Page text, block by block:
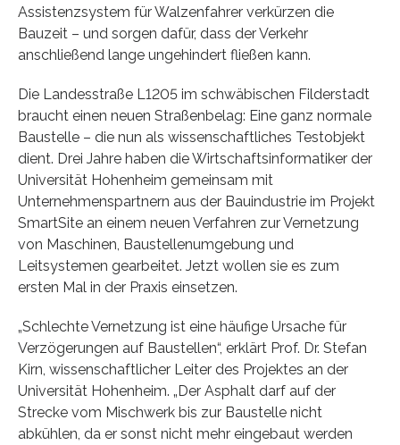
Assistenzsystem für Walzenfahrer verkürzen die
Bauzeit – und sorgen dafür, dass der Verkehr
anschließend lange ungehindert fließen kann.
Die Landesstraße L1205 im schwäbischen Filderstadt
braucht einen neuen Straßenbelag: Eine ganz normale
Baustelle – die nun als wissenschaftliches Testobjekt
dient. Drei Jahre haben die Wirtschaftsinformatiker der
Universität Hohenheim gemeinsam mit
Unternehmenspartnern aus der Bauindustrie im Projekt
SmartSite an einem neuen Verfahren zur Vernetzung
von Maschinen, Baustellenumgebung und
Leitsystemen gearbeitet. Jetzt wollen sie es zum
ersten Mal in der Praxis einsetzen.
„Schlechte Vernetzung ist eine häufige Ursache für
Verzögerungen auf Baustellen“, erklärt Prof. Dr. Stefan
Kirn, wissenschaftlicher Leiter des Projektes an der
Universität Hohenheim. „Der Asphalt darf auf der
Strecke vom Mischwerk bis zur Baustelle nicht
abkühlen, da er sonst nicht mehr eingebaut werden